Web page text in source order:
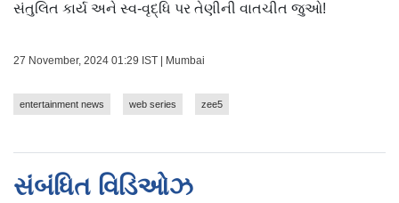
સંતુલિત કાર્ય અને સ્વ-વૃદ્ધિ પર તેણીની વાતચીત જુઓ!
27 November, 2024 01:29 IST | Mumbai
entertainment news web series zee5
સંબંધિત વિડિઓઝ